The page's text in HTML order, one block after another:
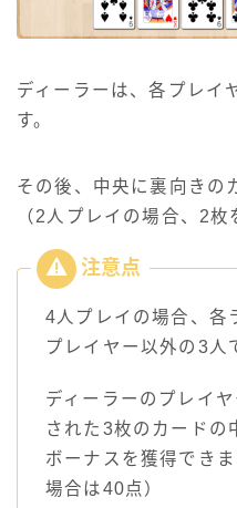
ディーラーは、各プレイ
す。
その後、中央に裏向きの
（2人プレイの場合、2枚
4人プレイの場合、各
プレイヤー以外の3人
ディーラーのプレイ
された3枚のカードの
ボーナスを獲得でき
場合は40点）